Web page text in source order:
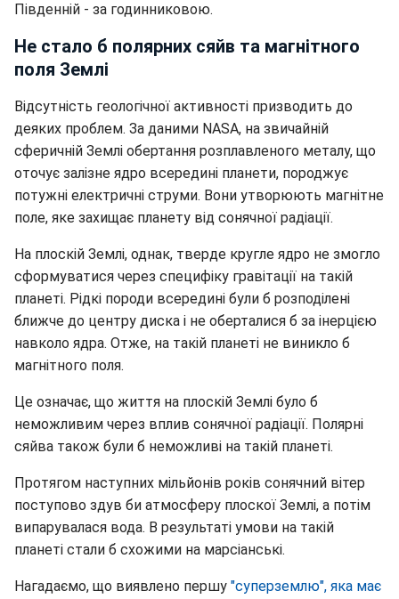
Південній - за годинниковою.
Не стало б полярних сяйв та магнітного
поля Землі
Відсутність геологічної активності призводить до
деяких проблем. За даними NASA, на звичайній
сферичній Землі обертання розплавленого металу, що
оточує залізне ядро всередині планети, породжує
потужні електричні струми. Вони утворюють магнітне
поле, яке захищає планету від сонячної радіації.
На плоскій Землі, однак, тверде кругле ядро не змогло
сформуватися через специфіку гравітації на такій
планеті. Рідкі породи всередині були б розподілені
ближче до центру диска і не оберталися б за інерцією
навколо ядра. Отже, на такій планеті не виникло б
магнітного поля.
Це означає, що життя на плоскій Землі було б
неможливим через вплив сонячної радіації. Полярні
сяйва також були б неможливі на такій планеті.
Протягом наступних мільйонів років сонячний вітер
поступово здув би атмосферу плоскої Землі, а потім
випарувалася вода. В результаті умови на такій
планеті стали б схожими на марсіанські.
Нагадаємо, що виявлено першу "суперземлю", яка має